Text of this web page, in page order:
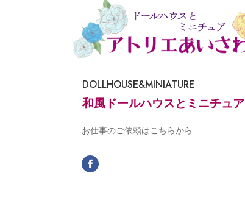
DOLLHOUSE&MINIATURE
和風ドールハウスとミニチュア
お仕事のご依頼はこちらから